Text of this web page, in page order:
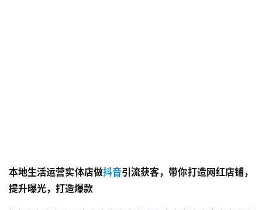
本地生活运营实体店做抖音引流获客，带你打造网红店铺，
提升曝光，打造爆款